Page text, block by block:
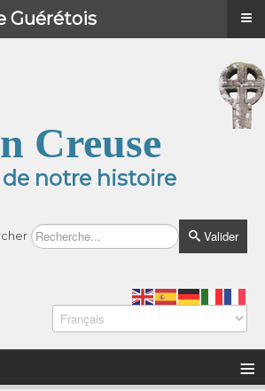
Creuse
notre histoire
Valider
≡
≡
Guérétois ≡